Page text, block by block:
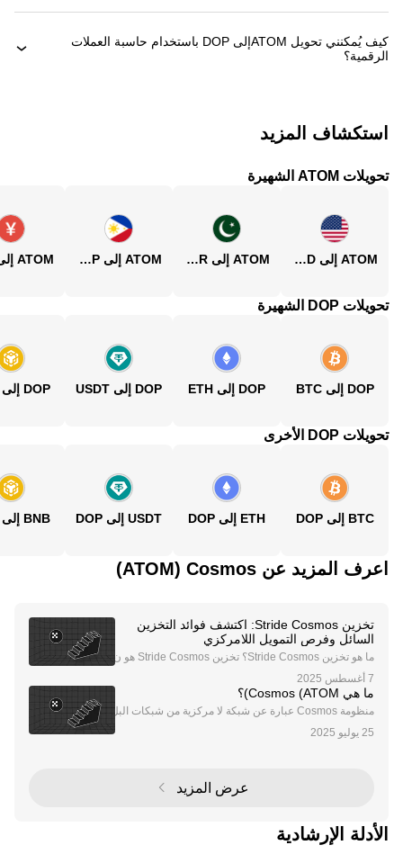
كيف يُمكنني تحويل ‏ATOMإلى ‏DOP باستخدام حاسبة العملات
الرقمية؟
استكشاف المزيد
تحويلات ATOM الشهيرة
ATOM إلى USD ATOM إلى PKR ATOM إلى PHP
تحويلات DOP الشهيرة
DOP إلى BTC DOP إلى ETH DOP إلى USDT DOP إلى BNB
تحويلات DOP الأخرى
BTC إلى DOP ETH إلى DOP USDT إلى DOP BNB إلى DOP
اعرف المزيد عن‏ Cosmos (‏ATOM)
تخزين Stride Cosmos: اكتشف فوائد التخزين
السائل وفرص التمويل اللامركزي
ما هو تخزين Stride Cosmos؟ تخزين Stride Cosmos هو ن
كول التخزين السائل Stride. يتيح هذا الحل المبتكر للمستخ
دمين تخزين رموزهم مع الحفاظ على السيولة م
ما هي Cosmos (ATOM)؟
منظومة Cosmos عبارة عن شبكة لا مركزية من شبكات البل
عرض المزيد
الأدلة الإرشادية